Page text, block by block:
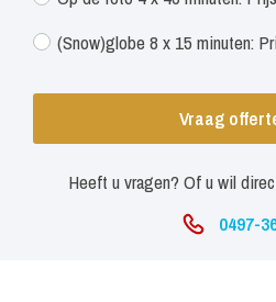
(Snow)globe 8 x 15 minuten:
Vraag
Heeft u vragen? Of u wil
0497-